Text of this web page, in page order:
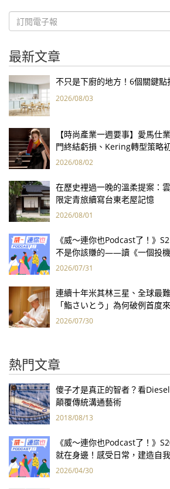
最新文章
不只是下廚的地方！6個關鍵
2026/08/03
【時尚產業一週要事】愛馬仕
門終結虧損、Kering轉型策略
報亮眼
2026/08/02
在歷史裡過一晚的溫柔提案：
限定青旅續寫台東老屋記憶
2026/08/01
《威～連你也Podcast了！》
不是你該賺的——讀《一個投機
2026/07/31
連續十年米其林三星、全球最
「鮨さいとう」為何破例首度
2026/07/30
熱門文章
傻子才是真正的智者？看
顛覆傳統溝通藝術
2018/08/13
《威～連你也Podcast了！》
就在身邊！感受日常，建造自
2026/04/30